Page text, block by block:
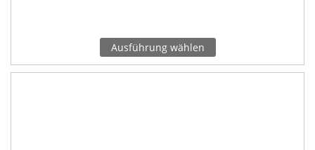
Ausführung wählen